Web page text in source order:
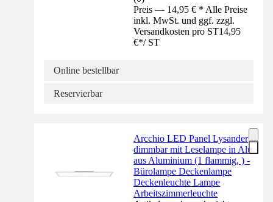
Preis — 14,95 € * Alle Preise
inkl. MwSt. und ggf. zzgl.
Versandkosten pro ST14,95
€*/ ST
Online bestellbar
Reservierbar
Arcchio LED Panel Lysander
dimmbar mit Leselampe in Alu
aus Aluminium (1 flammig, ) -
Bürolampe Deckenlampe
Deckenleuchte Lampe
Arbeitszimmerleuchte